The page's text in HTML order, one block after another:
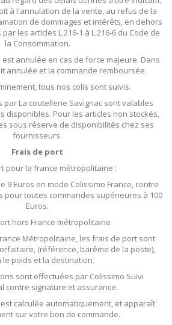
à l'annulation de la vente, au refus de la
de dommages et intérêts, en dehors
les articles L.216-1 à L.216-6 du Code de
la Consommation.
annulée en cas de force majeure. Dans
annulée et la commande remboursée.
tous nos colis sont suivis.
La coutellerie Savignac sont valables
disponibles. Pour les articles non stockés,
sous réserve de disponibilités chez ses
fournisseurs.
Frais de port
pour la france métropolitaine :
9 Euros en mode Colissimo France, contre
pour toutes commandes supérieures à 100
Euros.
hors France métropolitaine
Métropolitaine, les frais de port sont
(référence, barême de la poste),
le poids et la destination.
sont effectuées par Colissimo Suivi
contre signature et assurance.
calculée automatiquement, et apparaît
sur votre bon de commande.